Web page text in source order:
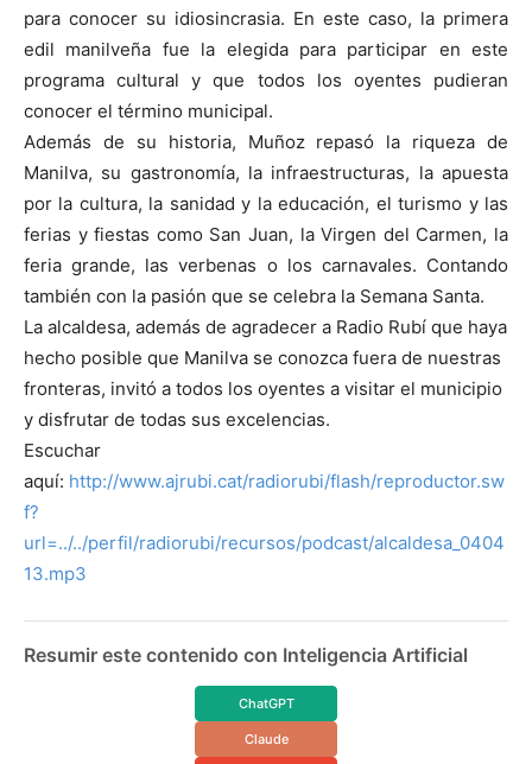
para conocer su idiosincrasia. En este caso, la primera
edil manilveña fue la elegida para participar en este
programa cultural y que todos los oyentes pudieran
conocer el término municipal.
Además de su historia, Muñoz repasó la riqueza de
Manilva, su gastronomía, la infraestructuras, la apuesta
por la cultura, la sanidad y la educación, el turismo y las
ferias y fiestas como San Juan, la Virgen del Carmen, la
feria grande, las verbenas o los carnavales. Contando
también con la pasión que se celebra la Semana Santa.
La alcaldesa, además de agradecer a Radio Rubí que haya
hecho posible que Manilva se conozca fuera de nuestras
fronteras, invitó a todos los oyentes a visitar el municipio
y disfrutar de todas sus excelencias.
Escuchar
aquí: http://www.ajrubi.cat/radiorubi/flash/reproductor.sw
f?
url=../../perfil/radiorubi/recursos/podcast/alcaldesa_0404
13.mp3
Resumir este contenido con Inteligencia Artificial
ChatGPT
Claude